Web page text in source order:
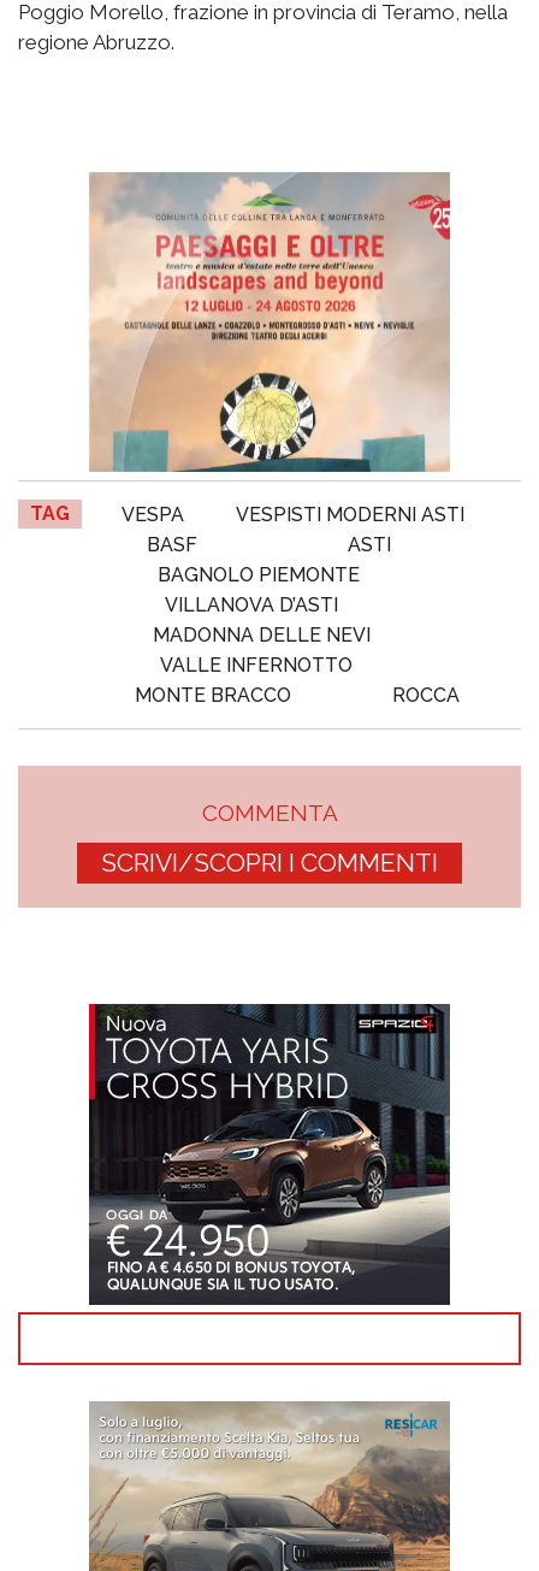
Poggio Morello, frazione in provincia di Teramo, nella
regione Abruzzo.
TAG VESPA
VESPISTI MODERNI ASTI
BASF
ASTI
BAGNOLO PIEMONTE
VILLANOVA D’ASTI
MADONNA DELLE NEVI
VALLE INFERNOTTO
MONTE BRACCO
ROCCA
COMMENTA
SCRIVI/SCOPRI I COMMENTI